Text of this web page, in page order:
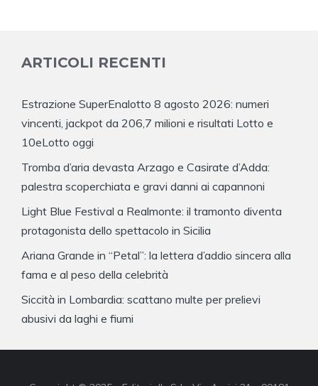
ARTICOLI RECENTI
Estrazione SuperEnalotto 8 agosto 2026: numeri
vincenti, jackpot da 206,7 milioni e risultati Lotto e
10eLotto oggi
Tromba d’aria devasta Arzago e Casirate d’Adda:
palestra scoperchiata e gravi danni ai capannoni
Light Blue Festival a Realmonte: il tramonto diventa
protagonista dello spettacolo in Sicilia
Ariana Grande in “Petal”: la lettera d’addio sincera alla
fama e al peso della celebrità
Siccità in Lombardia: scattano multe per prelievi
abusivi da laghi e fiumi